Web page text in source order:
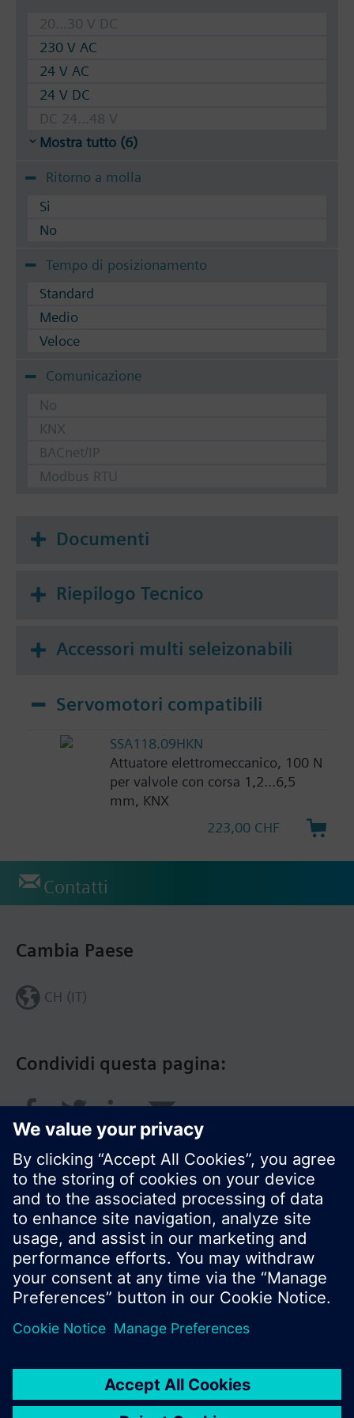
Le valvole possono essere azionate con gli attuatori
per corpi scaldanti Siemens SSA../STA../STS61 o con
20...30 V DC
230 V AC
24 V AC
24 V DC
DC 24...48 V
Mostra tutto (6)
Ritorno a molla
Si
No
Tempo di posizionamento
Standard
Medio
Veloce
Comunicazione
No
KNX
BACnet/IP
Modbus RTU
Documenti
Riepilogo Tecnico
Accessori multi seleizonabili
Servomotori compatibili
SSA118.09HKN
Attuatore elettromeccanico, 100 N
per valvole con corsa 1,2...6,5
mm, KNX
223,00 CHF
Contatti
Condividi questa pagina:
Cambia Paese
CH (IT)
© Siemens Switzerland Ltd. 2018
I prodotti e i pressi possono variare a seconda del
Termini d'utilizzo